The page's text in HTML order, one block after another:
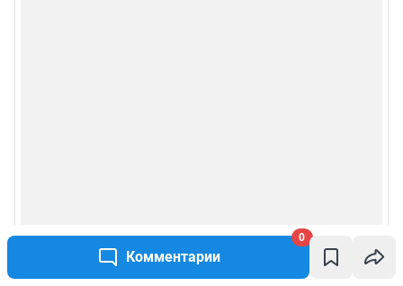
Комментарии
0